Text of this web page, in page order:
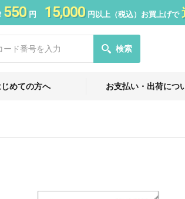
550円 15,000円以上（税込）お買上げで
検索
じめての方へ お支払い・出荷につ